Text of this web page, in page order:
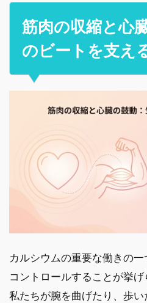
筋肉の収縮と心
のビートを支え
カルシウムの重要な働きの
コントロールすることが挙
私たちが腕を曲げたり、歩